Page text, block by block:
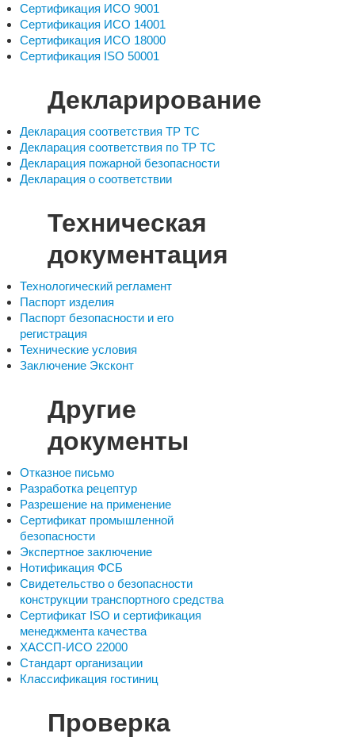
Сертификация ИСО 9001
Сертификация ИСО 14001
Сертификация ИСО 18000
Сертификация ISO 50001
Декларирование
Декларация соответствия ТР ТС
Декларация соответствия по ТР ТС
Декларация пожарной безопасности
Декларация о соответствии
Техническая
документация
Технологический регламент
Паспорт изделия
Паспорт безопасности и его
регистрация
Технические условия
Заключение Эксконт
Другие
документы
Отказное письмо
Разработка рецептур
Разрешение на применение
Сертификат промышленной
безопасности
Экспертное заключение
Нотификация ФСБ
Свидетельство о безопасности
конструкции транспортного средства
Сертификат ISO и сертификация
менеджмента качества
ХАССП-ИСО 22000
Стандарт организации
Классификация гостиниц
Проверка